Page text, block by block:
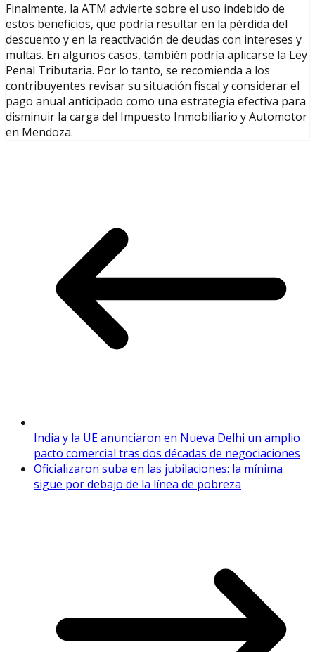
Finalmente, la ATM advierte sobre el uso indebido de
estos beneficios, que podría resultar en la pérdida del
descuento y en la reactivación de deudas con intereses y
multas. En algunos casos, también podría aplicarse la Ley
Penal Tributaria. Por lo tanto, se recomienda a los
contribuyentes revisar su situación fiscal y considerar el
pago anual anticipado como una estrategia efectiva para
disminuir la carga del Impuesto Inmobiliario y Automotor
en Mendoza.
India y la UE anunciaron en Nueva Delhi un amplio
pacto comercial tras dos décadas de negociaciones
Oficializaron suba en las jubilaciones: la mínima
sigue por debajo de la línea de pobreza